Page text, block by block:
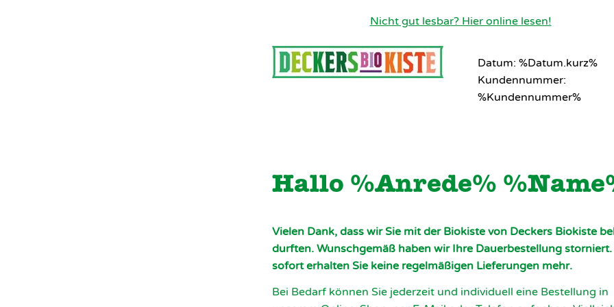
Nicht gut lesbar? Hier online lesen!
Datum: %Datum.kurz%
Kundennummer:
%Kundennummer%
Hallo %Anrede%
Vielen Dank, dass wir Sie mit der Biokiste von Deckers Biokiste
durften. Wunschgemäß haben wir Ihre Dauerbestellung
sofort erhalten Sie keine regelmäßigen Lieferungen mehr.
Bei Bedarf können Sie jederzeit und individuell eine Bestellung in